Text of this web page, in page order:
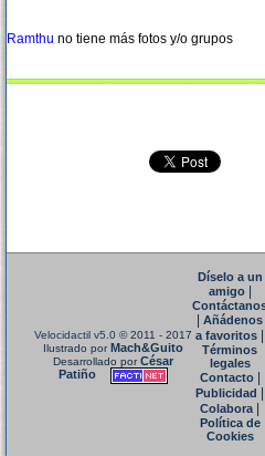
Ramthu no tiene más fotos y/o grupos
Velocidactil v5.0 © 2011 - 2017
Ilustrado porMach&Guito
Desarrollado porCésar
Patiño
Díselo a un
amigo|
Añádenos
a favoritos
Términos
legales
Contacto|
Publicidad
Colabora|
Política de
Cookies